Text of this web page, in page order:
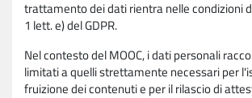
trattamento dei dati rientra nelle condizioni
1 lett. e) del GDPR.
Nel contesto del MOOC, i dati personali
limitati a quelli strettamente necessari per
fruizione dei contenuti e per il rilascio di